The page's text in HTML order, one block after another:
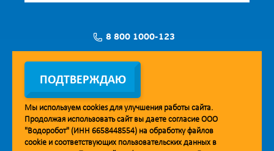
8 800 1000-123
Заявка на установку
Мобильное приложение Vodorobot
ПОДТВЕРЖДАЮ
Мы используем cookiesдля улучшения работы сайта.
Продолжая использовать сайт вы даете согласие ООО
"Водоробот" (ИНН 6658448554) на обработку файлов
cookie и соответствующих пользовательских данных в